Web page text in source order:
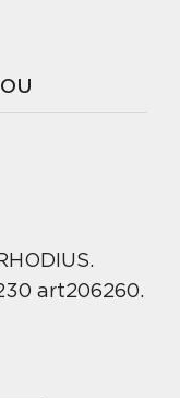
art206260.